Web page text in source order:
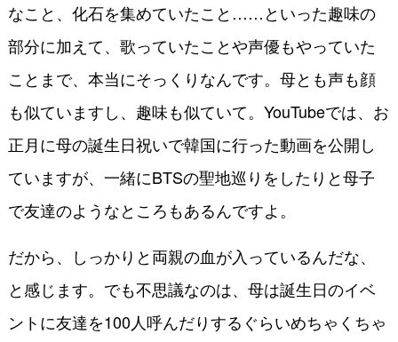
なこと、化石を集めていたこと……といった趣味の
部分に加えて、歌っていたことや声優もやっていた
ことまで、本当にそっくりなんです。母とも声も顔
も似ていますし、趣味も似ていて。YouTubeでは、お
正月に母の誕生日祝いで韓国に行った動画を公開し
ていますが、一緒にBTSの聖地巡りをしたりと母子
で友達のようなところもあるんですよ。
だから、しっかりと両親の血が入っているんだな、
と感じます。でも不思議なのは、母は誕生日のイベ
ントに友達を100人呼んだりするぐらいめちゃくちゃ